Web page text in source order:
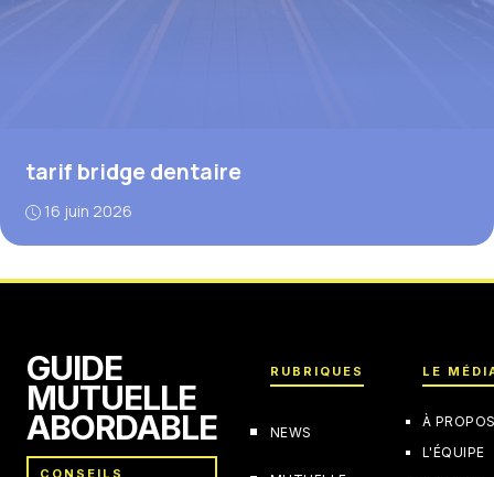
tarif bridge dentaire
16 juin 2026
GUIDE
MUTUELLE
ABORDABLE
CONSEILS
RUBRIQUES
NEWS
LE
À
L'ÉQUIPE